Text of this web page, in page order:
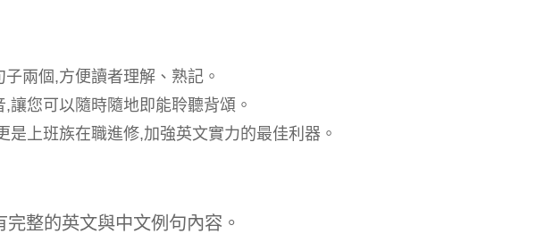
兩個,方便讀者理解、熟記。
讓您可以隨時隨地即能聆聽背頌。
是上班族在職進修,加強英文實力的最佳利器。
整的英文與中文例句內容。